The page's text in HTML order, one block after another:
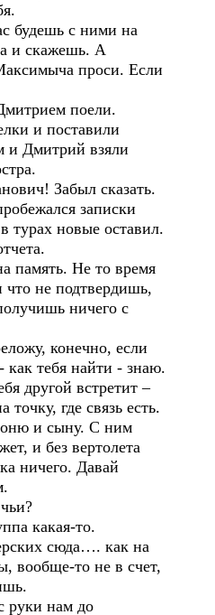
с ними на
и скажешь. А
проси. Если
поели.
и поставили
и Дмитрий взяли
Забыл сказать.
записки
турах новые оставил.
Не то время
не подтвердишь,
ничего с
конечно, если
как тебя найти - знаю.
встретит –
где связь есть.
и сыну. С ним
и без вертолета
ничего. Давай
какая-то.
сюда…. как на
вообще-то не в счет,
нам до